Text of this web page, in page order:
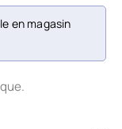
en magasin